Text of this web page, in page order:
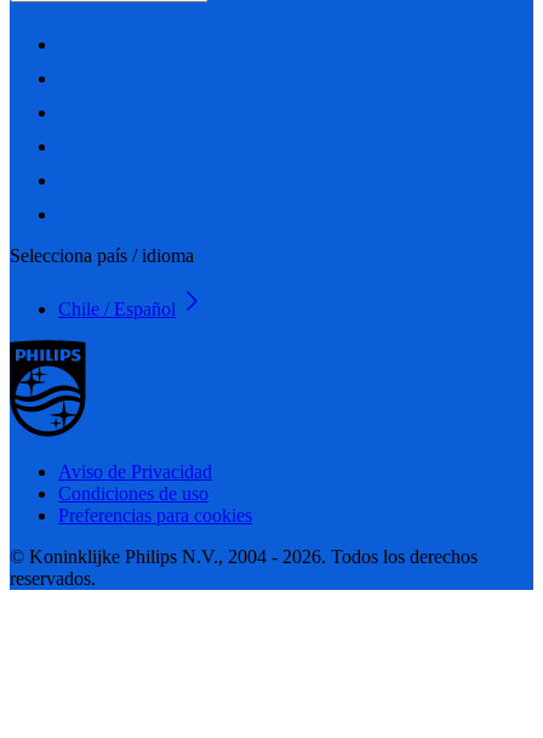
Selecciona país / idioma
Chile / Español
Aviso de Privacidad
Condiciones de uso
Preferencias para cookies
© Koninklijke Philips N.V., 2004 - 2026. Todos los derechos
reservados.